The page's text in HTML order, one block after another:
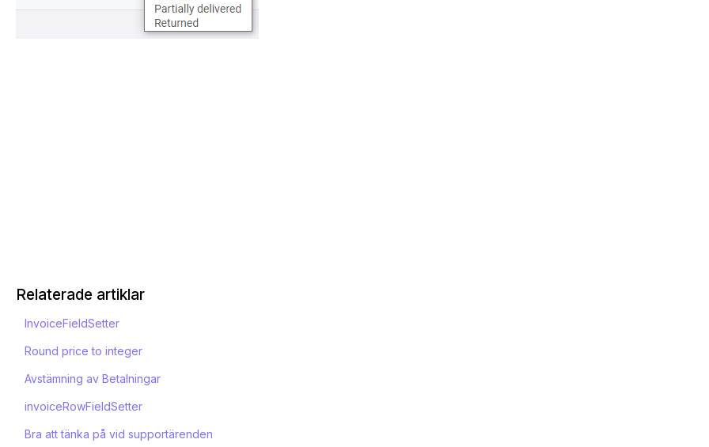
Relaterade artiklar
InvoiceFieldSetter
Round price to integer
Avstämning av Betalningar
invoiceRowFieldSetter
Bra att tänka på vid supportärenden